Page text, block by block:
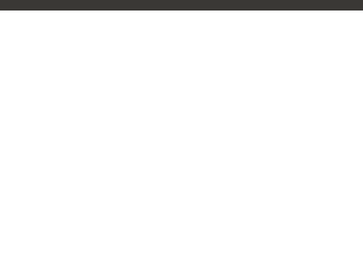
Personalidad Jurídica PROPIA